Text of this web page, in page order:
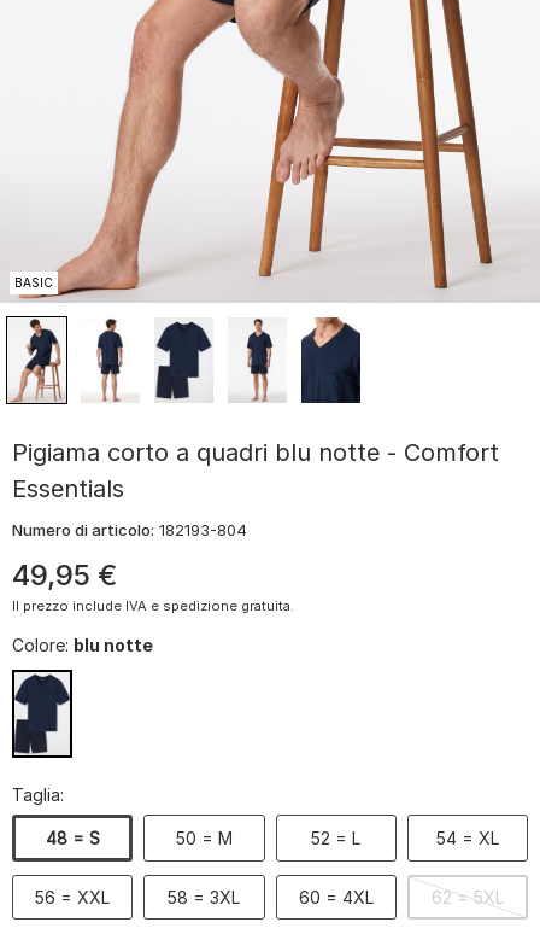
BASIC
Pigiama corto a quadri blu notte - Comfort
Essentials
Numero di articolo: 182193-804
49,95 €
Il prezzo include IVA e spedizione gratuita.
Colore: blu notte
Taglia:
48 = S 50 = M 52 = L 54 = XL
56 = XXL 58 = 3XL 60 = 4XL 62 = 5XL